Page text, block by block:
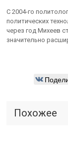
С 2004-го
политических
через год Михеев
значительно
Похожее